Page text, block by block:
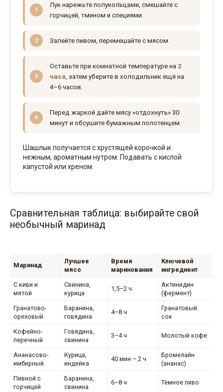
Лук нарежьте полукольцами, смешайте с
горчицей, тмином и специями.
Залейте пивом, перемешайте с мясом.
Оставьте при комнатной температуре на 2
часа , затем уберите в холодильник ещё на
4–6 часов.
Перед жаркой дайте мясу «отдохнуть» 30
минут и обсушите бумажным полотенцем.
Шашлык получается с хрустящей корочкой и
нежным, ароматным нутром. Подавать с кислой
капустой или хреном.
Сравнительная таблица: выбирайте свой
необычный маринад
Маринад
Лучшее
мясо
Время
маринования
Ключевой
ингредиент
С киви и
мятой
Свинина,
курица
1,5–2 ч
Актинидин
(фермент)
Гранатово-
ореховый
Баранина,
говядина
4–8 ч
Гранатовый
сок
Кофейно-
перечный
Говядина,
свинина
3–4 ч Молотый кофе
Ананасово-
имбирный
Курица,
индейка
40 мин – 2 ч
Бромелайн
(ананас)
Пивной с
горчицей
Баранина,
свинина
6–8 ч Тёмное пиво